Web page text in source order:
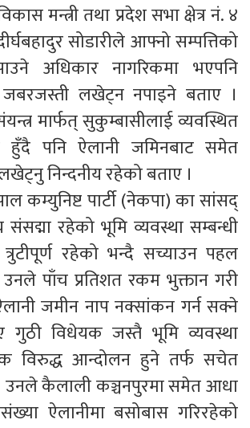
मन्त्री तथा प्रदेश सभा क्षेत्र नं. ४
सोडारीले आफ्नो सम्पत्तिको
अधिकार नागरिकमा भएपनि
लखेट्न नपाइने बताए ।
मार्फत् सुकुम्बासीलाई व्यवस्थित
हुँदै पनि ऐलानी जमिनबाट समेत
निन्दनीय रहेको बताए ।
कम्युनिष्ट पार्टी (नेकपा) का सांसद्
संसद्मा रहेको भूमि व्यवस्था सम्बन्धी
रहेको भन्दै सच्याउन पहल
उनले पाँच प्रतिशत रकम भुक्तान गरी
जमीन नाप नक्सांकन गर्न सक्ने
गुठी विधेयक जस्तै भूमि व्यवस्था
विरुद्ध आन्दोलन हुने तर्फ सचेत
उनले कैलाली कञ्चनपुरमा समेत आधा
ऐलानीमा बसोबास गरिरहेको